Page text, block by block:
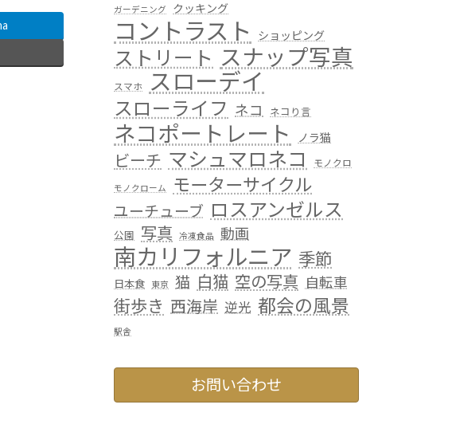
ガーデニング クッキング
コントラスト ショッピング
ストリート スナップ写真
スマホ スローデイ
スローライフ ネコ ネコり言
ネコポートレート ノラ猫
ビーチ マシュマロネコ モノクロ
モノクローム モーターサイクル
ユーチューブ ロスアンゼルス
公園 写真 冷凍食品 動画
南カリフォルニア 季節
日本食 東京 猫 白猫 空の写真 自転車
街歩き 西海岸 逆光 都会の風景
駅舎
お問い合わせ